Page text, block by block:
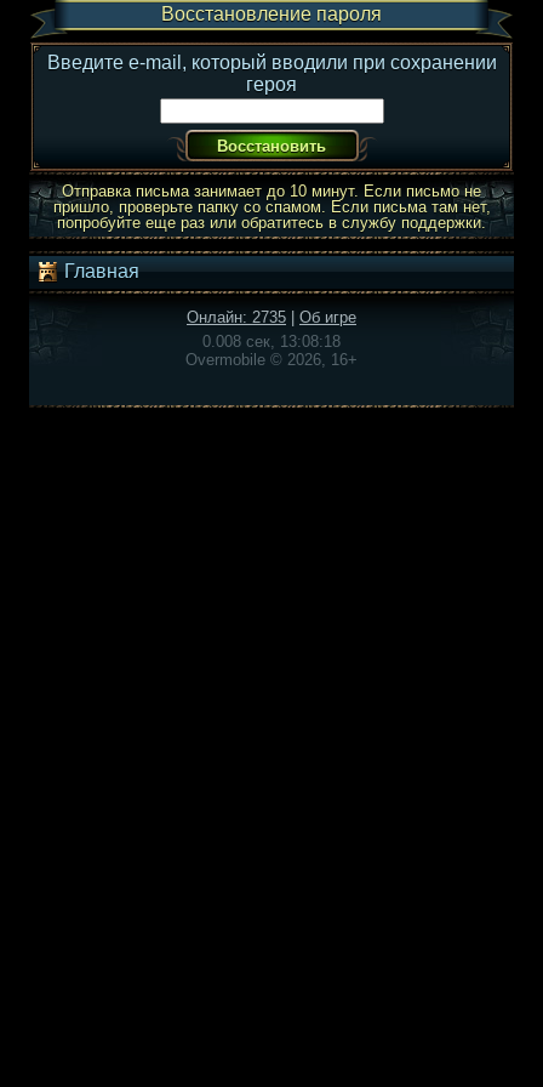
Восстановление пароля
Введите e-mail, который вводили при сохранении
героя
Отправка письма занимает до 10 минут. Если письмо не
пришло, проверьте папку со спамом. Если письма там нет,
попробуйте еще раз или обратитесь в службу поддержки.
Главная
Онлайн: 2735
Об игре
0.008 сек, 13:08:18
Overmobile © 2026, 16+